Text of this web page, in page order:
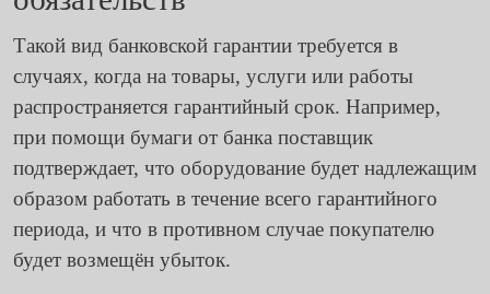
Такой вид банковской гарантии требуется в
случаях, когда на товары, услуги или работы
распространяется гарантийный срок. Например,
при помощи бумаги от банка поставщик
подтверждает, что оборудование будет надлежащим
образом работать в течение всего гарантийного
периода, и что в противном случае покупателю
будет возмещён убыток.